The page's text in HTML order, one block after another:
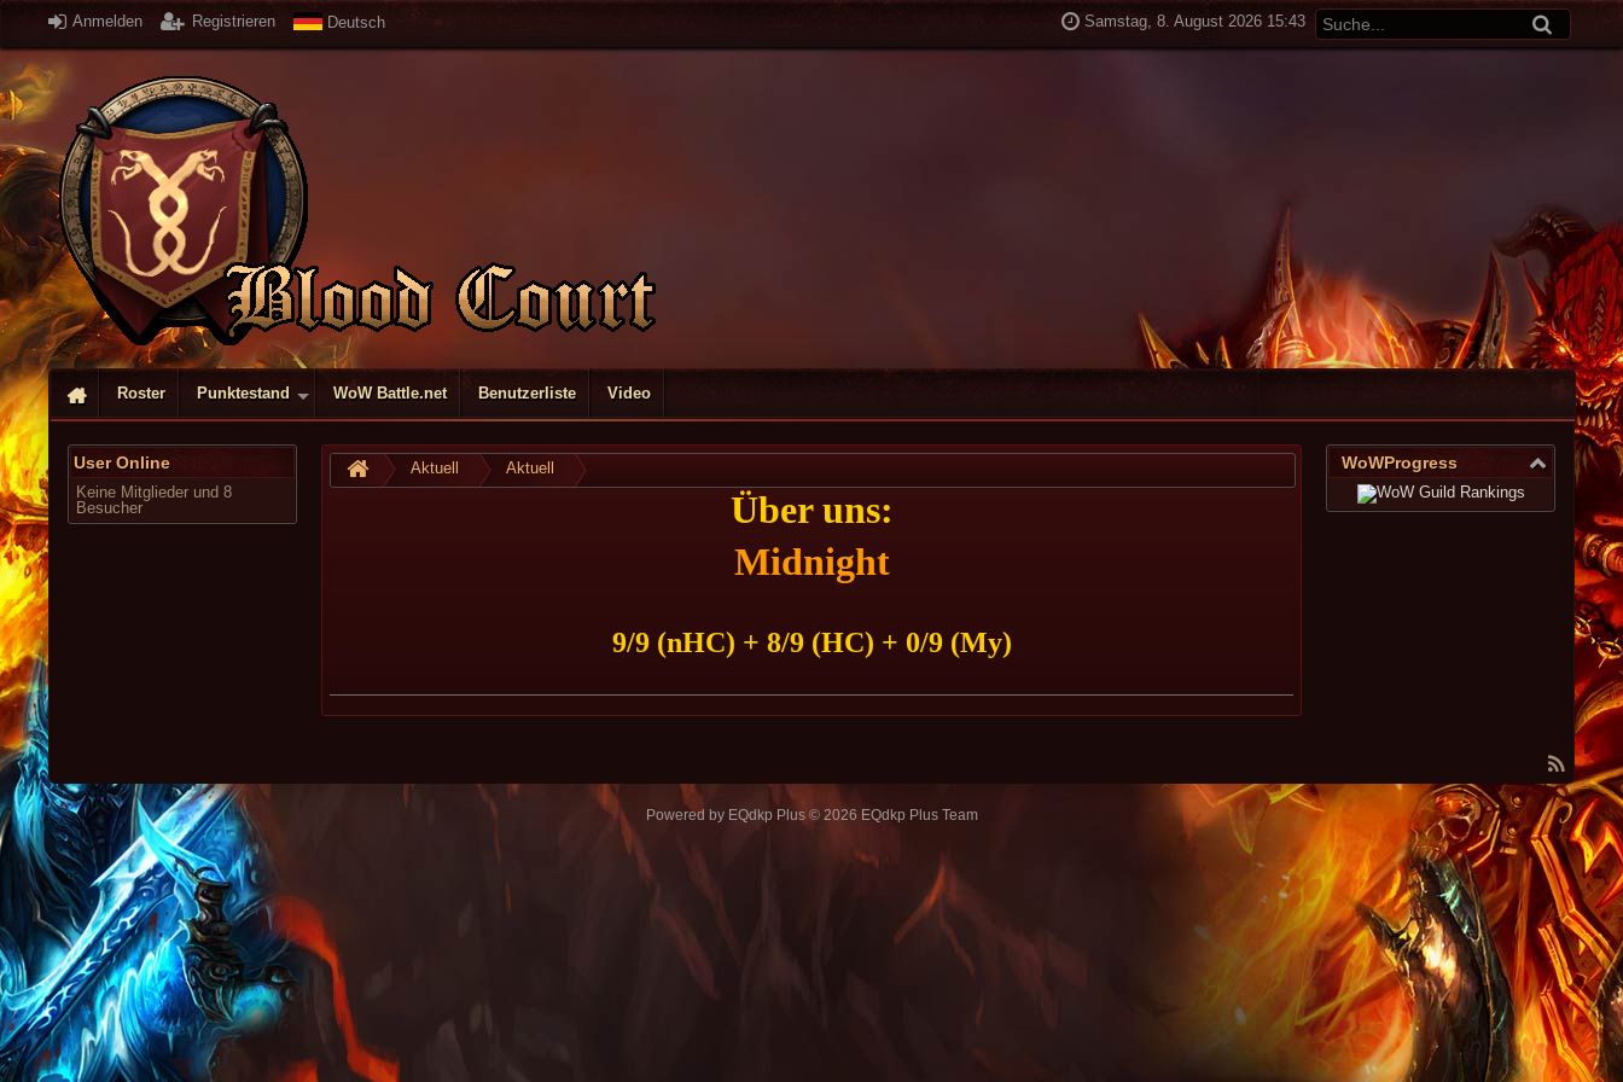
Anmelden Registrieren Deutsch Samstag, 8. August 2026 15:43
Roster Punktestand WoW Battle.net Benutzerliste Video
User Online
Keine Mitglieder und 8
Besucher
Aktuell Aktuell
Über uns:
Midnight
9/9 (nHC) + 8/9 (HC) + 0/9 (My)
WoWProgress
Powered by EQdkp Plus© 2026 EQdkp Plus Team